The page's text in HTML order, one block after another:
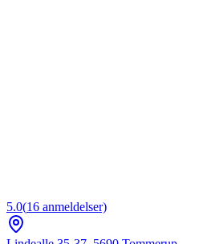
5.0(16 anmeldelser)